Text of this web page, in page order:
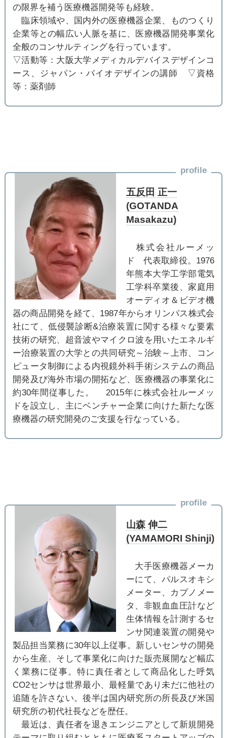
の限界を補う医療機器開発等も経験。
臨床領域や、国内外の医療機器企業、ものつくり
企業等との幅広い人脈を基に、医療機器開発事業化
全般のコンサルティングを行っています。
▽活動等：大阪大学メディカルデバイスデザインコ
ース、ジャパン・バイオデザインの講師 ▽資格
等：薬剤師
profile
五反田 正一
(GOTANDA
Masakazu)
株式会社ルーメッ
ド 代表取締役。1976
年熊本大学工学部電気
工学科卒業後、家庭用
オーディオ＆ビデオ機
器の商品開発を経て、1987年からオリンパス株式会
社にて、低侵襲診断&治療装置に関する様々な要素
技術の研究、超音波やマイクロ波を用いたエネルギ
ー治療装置の大学との共同研究～治験～上市、コン
ピュータ制御による内視鏡外科手術システムの商品
開発及び海外市場の開拓など、医療機器の事業化に
約30年間従事した。 2015年に株式会社ルーメッ
ドを設立し、主にベンチャー企業に向けた新たな医
療機器の研究開発のご支援を行なっている。
profile
山森 伸二
(YAMAMORI Shinji)
大手医療機器メーカ
ーにて、パルスオキシ
メーター、カプノメー
タ、非観血血圧計など
生体情報を計測するセ
ンサ関連装置の開発や
製品担当業務に30年以上従事。新しいセンサの開発
から生産、そして事業化に向けた販売展開など幅広
く業務に従事。特に責任者として商品化した呼気
CO2センサは世界最小、最軽量であり未だに他社の
追随を許さない。後半は国内研究所の所長及び米国
研究所の初代社長などを歴任。
最近は、責任者を退きエンジニアとして新規開発